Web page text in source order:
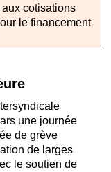
cotisations
le financement
une journée
de grève
de larges
le soutien de